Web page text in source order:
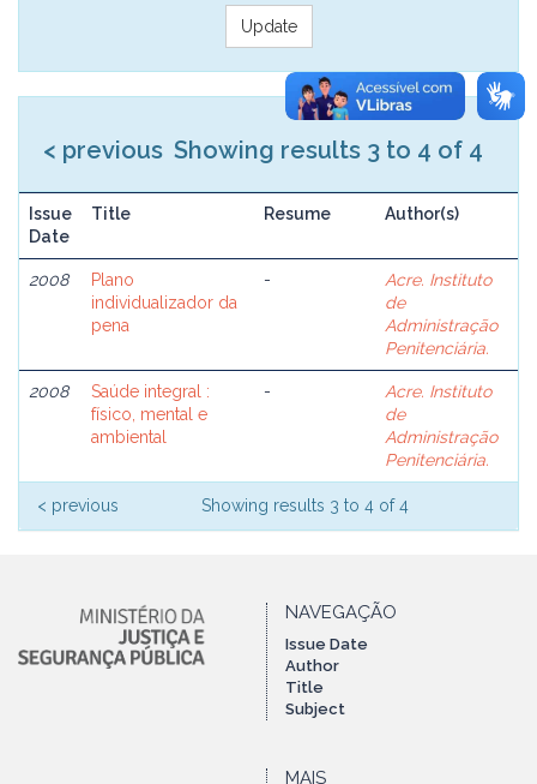
Showing results 3 to 4 of 4
< previous
Issue
Date
Title Resume Author(s)
2008
Plano
individualizador da
pena
-
Acre. Instituto
de
Administração
Penitenciária.
2008
Saúde integral :
físico, mental e
ambiental
-
Acre. Instituto
de
Administração
Penitenciária.
Showing results 3 to 4 of 4
< previous
NAVEGAÇÃO
Issue Date
Author
Title
Subject
MAIS